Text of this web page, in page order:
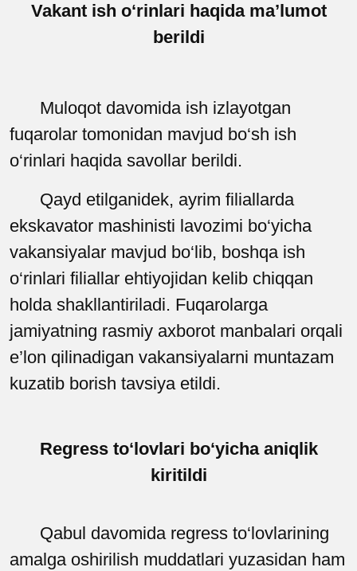
Vakant ish o‘rinlari haqida ma’lumot
berildi
Muloqot davomida ish izlayotgan
fuqarolar tomonidan mavjud bo‘sh ish
o‘rinlari haqida savollar berildi.
Qayd etilganidek, ayrim filiallarda
ekskavator mashinisti lavozimi bo‘yicha
vakansiyalar mavjud bo‘lib, boshqa ish
o‘rinlari filiallar ehtiyojidan kelib chiqqan
holda shakllantiriladi. Fuqarolarga
jamiyatning rasmiy axborot manbalari orqali
e’lon qilinadigan vakansiyalarni muntazam
kuzatib borish tavsiya etildi.
Regress to‘lovlari bo‘yicha aniqlik
kiritildi
Qabul davomida regress to‘lovlarining
amalga oshirilish muddatlari yuzasidan ham